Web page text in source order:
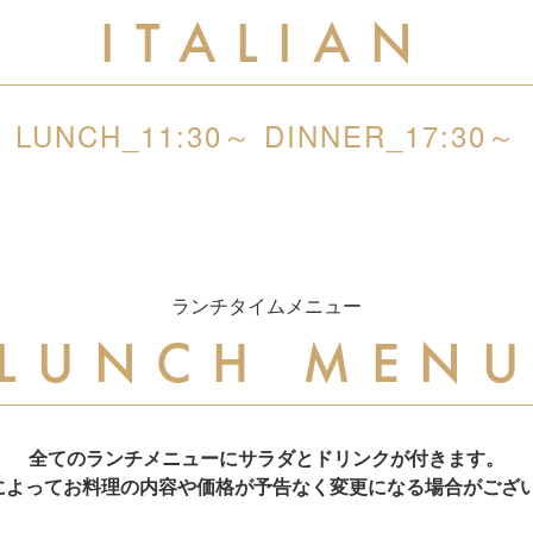
ITALIAN
LUNCH_11:30～ DINNER_17:30～
ランチタイムメニュー
MENU
全てのランチメニューにサラダとドリンクが付きます。
ってお料理の内容や価格が予告なく変更になる場合がござ